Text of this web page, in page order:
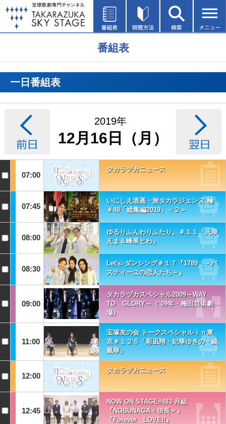
番組表
一日番組表
2019年
12月16日（月）
07:00
タカラヅカニュース
07:45
いにしえ逍遥・旅タカラジェンヌ 極
＃48「総集編2019」＜２＞
08:00
ゆるりふんわりふたり。＃１１「天華
えま＆峰果とわ」
08:30
Let's♪ダンシング＃１７『1789 －バ
スティーユの恋人たち－』
09:00
タカラヅカスペシャル2009～WAY
TO GLORY～（’09年・梅田芸術劇
場）
11:00
宝塚友の会 トークスペシャルｉｎ東
京＃１２５「彩凪翔・妃華ゆきの・綾
凰華」
12:00
タカラヅカニュース
12:45
NOW ON STAGE#483 月組
『NOBUNAGA＜信長＞』
『Forever LOVE!!』